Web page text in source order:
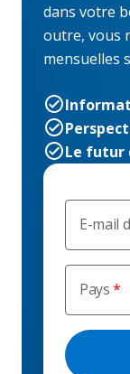
E-mail
Pays
dans votre
outre, vous
mensuelles
Le futur